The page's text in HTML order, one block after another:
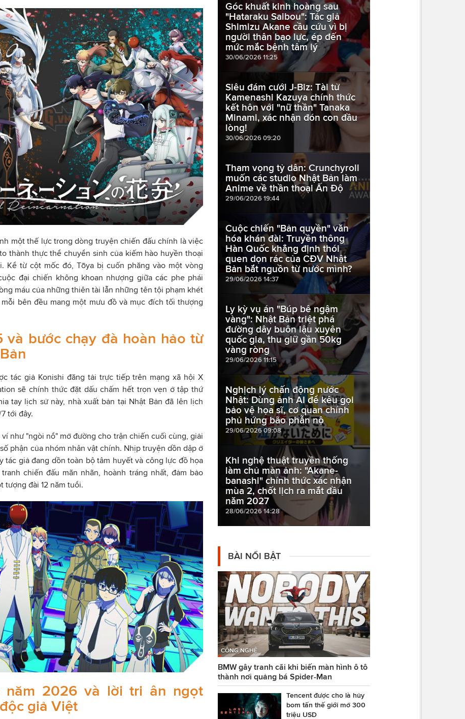
một thế lực trong dòng truyện chiến đấu chính là việc
thành thực thể chuyển sinh của kiếm hào huyền thoại
Kể từ cột mốc đó, Tōya bị cuốn phăng vào một vòng
đại chiến không khoan nhượng giữa các phe phái
máu của những thiên tài lẫn những tên tội phạm khét
bên đều mang một mưu đồ và mục đích tối thượng
và bước chạy đà hoàn hảo từ
tác giả Konishi đăng tải trực tiếp trên mạng xã hội X
sẽ chính thức đặt dấu chấm hết trọn vẹn ở tập thứ
tay lịch sử này, nhà xuất bản tại Nhật Bản đã lên lịch
tới đây.
như "ngòi nổ" mở đường cho trận chiến cuối cùng, giải
phận của nhóm nhân vật chính. Nhịp truyện dồn dập ở
tác giả đang dồn toàn bộ tâm huyết và công lực đồ họa
chiến đấu mãn nhãn, hoành tráng nhất, đảm bảo
tượng đài 12 năm tuổi.
năm 2026 và lời tri ân ngọt
giả Việt
Góc khuất kinh hoàng sau
"Hataraku Saibou": Tác giả
Shimizu Akane cầu cứu vì bị
người thân bạo lực, ép đến
mức mắc bệnh tâm lý
30/06/2026 11:25
Siêu đám cưới J-Biz: Tài tử
Kamenashi Kazuya chính thức
kết hôn với "nữ thần" Tanaka
Minami, xác nhận đón con đầu
lòng!
30/06/2026 09:20
Tham vọng tỷ dân: Crunchyroll
muốn các studio Nhật Bản làm
Anime về thần thoại Ấn Độ
29/06/2026 19:44
Cuộc chiến "Bản quyền" văn
hóa khán đài: Truyền thông
Hàn Quốc khẳng định thói
quen dọn rác của CĐV Nhật
Bản bắt nguồn từ nước mình?
29/06/2026 14:37
Ly kỳ vụ án "Búp bê ngậm
vàng": Nhật Bản triệt phá
đường dây buôn lậu xuyên
quốc gia, thu giữ gần 50kg
vàng ròng
29/06/2026 11:15
Nghịch lý chấn động nước
Nhật: Dùng ảnh AI để kêu gọi
bảo vệ họa sĩ, cơ quan chính
phủ hứng bão phẫn nộ
29/06/2026 09:08
Khi nghệ thuật truyền thống
làm chủ màn ảnh: "Akane-
banashi" chính thức xác nhận
mùa 2, chốt lịch ra mắt đầu
năm 2027
28/06/2026 14:28
BÀI NỔI BẬT
CÔNG NGHỆ
BMW gây tranh cãi khi biến màn hình ô tô
thành nơi quảng bá Spider-Man
Tencent được cho là hủy
bom tấn thế giới mở 300
triệu USD